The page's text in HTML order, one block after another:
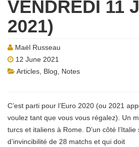
VENDREDI 11
2021)
Maël Russeau
12 June 2021
Articles Blog
Notes
C’est parti pour l’Euro 2020 (ou 2021
voulez tant que vous vous régalez). Un
turcs et italiens à Rome. D’un côté
d’invincibilité de 28 matchs et qui doit